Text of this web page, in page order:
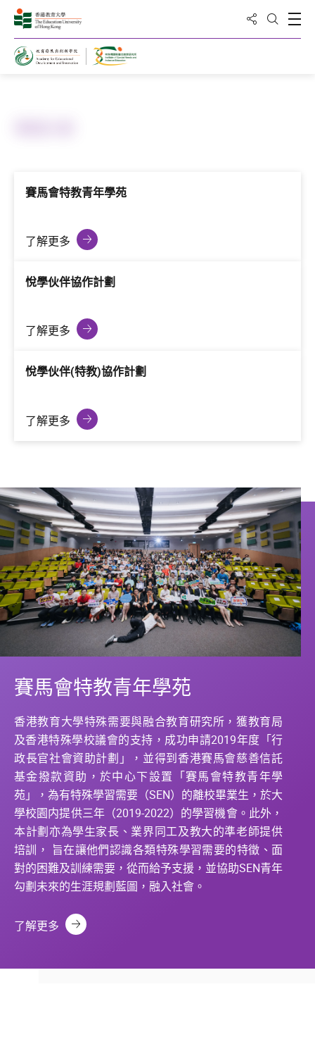
分享到打開搜
打
賽馬會特教青年學苑
了解更多
悅學伙伴協作計劃
了解更多
悅學伙伴(特教)協作計劃
了解更多
賽馬會特教青年學苑
香港教育大學特殊需要與融合教育研究所，獲教育局
及香港特殊學校議會的支持，成功申請2019年度「行
政長官社會資助計劃」，並得到香港賽馬會慈善信託
基金撥款資助，於中心下設置「賽馬會特教青年學
苑」，為有特殊學習需要（SEN）的離校畢業生，於大
學校園内提供三年（2019-2022）的學習機會。此外，
本計劃亦為學生家長、業界同工及教大的準老師提供
培訓， 旨在讓他們認識各類特殊學習需要的特徵、面
對的困難及訓練需要，從而給予支援，並協助SEN青年
勾劃未來的生涯規劃藍圖，融入社會。
了解更多